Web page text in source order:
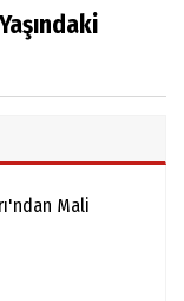
Mali